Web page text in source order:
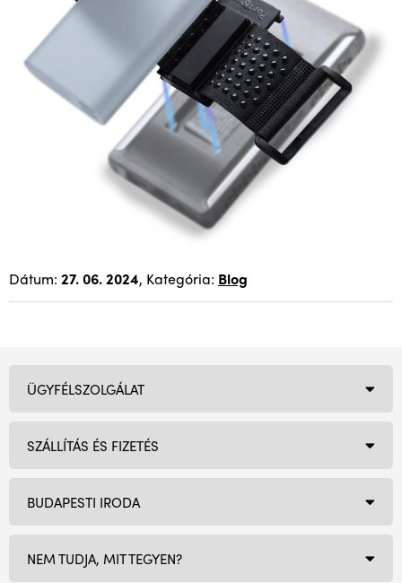
Dátum: 27. 06. 2024, Kategória: Blog
BUDAPESTI IRODA
NEM TUDJA, MIT TEGYEN?
ÜGYFÉLSZOLGÁLAT
SZÁLLÍTÁS ÉS FIZETÉS